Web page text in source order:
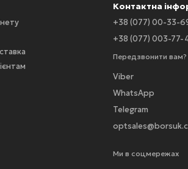
Контактна
+38 (077) 00-33-
+38 (077) 003-77-
Передзвонити вам?
Viber
WhatsApp
Telegram
Ми в соцмережах